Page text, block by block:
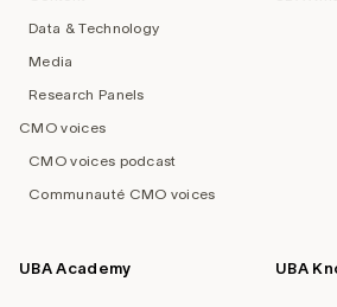
Data & Technology
Media
Research Panels
CMO voices
CMO voices podcast
Communauté CMO voices
UBA Academy UBA